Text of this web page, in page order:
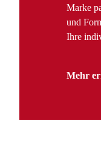
Marke
und
Ihre
Mehr